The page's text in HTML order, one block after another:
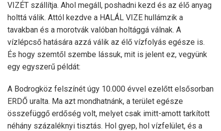
VIZÉT szállítja. Ahol megáll, poshadni kezd és az élő anyag
holttá válik. Attól kezdve a HALÁL VIZE hullámzik a
tavakban és a morotvák valóban holtággá válnak. A
vízlépcső hatására azzá válik az élő vízfolyás egésze is.
És hogy szemtől szembe lássuk, mit is jelent ez, vegyünk
egy egyszerű példát:
A Bodrogköz felszínét úgy 10.000 évvel ezelőtt elsősorban
ERDŐ uralta. Ma azt mondhatnánk, a terület egésze
összefüggő erdőség volt, melyet csak imitt-amott tarkított
néhány százaléknyi tisztás. Hol gyep, hol vízfelület, és a